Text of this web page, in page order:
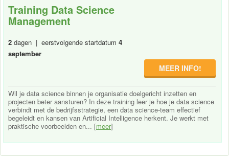
Training Data Science
Management
2 dagen | eerstvolgende startdatum 4
september
MEER INFO!
Wil je data science binnen je organisatie doelgericht inzetten en
projecten beter aansturen? In deze training leer je hoe je data science
verbindt met de bedrijfsstrategie, een data science-team effectief
begeleidt en kansen van Artificial Intelligence herkent. Je werkt met
praktische voorbeelden en... [meer]